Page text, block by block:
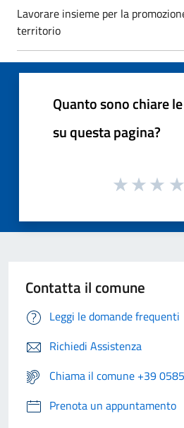
Lavorare insieme per la
territorio
Quanto sono chiare
su questa pagina?
Contatta il comune
Leggi le domande frequenti
Richiedi Assistenza
Chiama il comune +39
Prenota un appuntamento